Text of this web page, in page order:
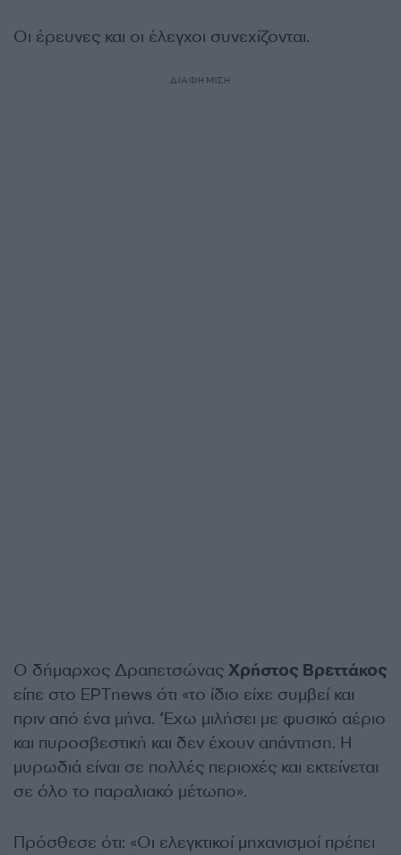
Οι έρευνες και οι έλεγχοι συνεχίζονται.
ΔΙΑΦΗΜΙΣΗ
Ο δήμαρχος Δραπετσώνας Χρήστος Βρεττάκος
είπε στο ΕΡΤnews ότι «το ίδιο είχε συμβεί και
πριν από ένα μήνα. ‘Έχω μιλήσει με φυσικό αέριο
και πυροσβεστική και δεν έχουν απάντηση. Η
μυρωδιά είναι σε πολλές περιοχές και εκτείνεται
σε όλο το παραλιακό μέτωπο».
Πρόσθεσε ότι: «Οι ελεγκτικοί μηχανισμοί πρέπει